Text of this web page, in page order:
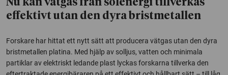
Nu kan vätgas från solenergi tillverkas
effektivt utan den dyra bristmetallen
Forskare har hittat ett nytt sätt att producera vätgas utan den dyra
bristmetallen platina. Med hjälp av solljus, vatten och minimala
partiklar av elektriskt ledande plast lyckas forskarna tillverka den